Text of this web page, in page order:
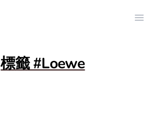
標籤 #Loewe